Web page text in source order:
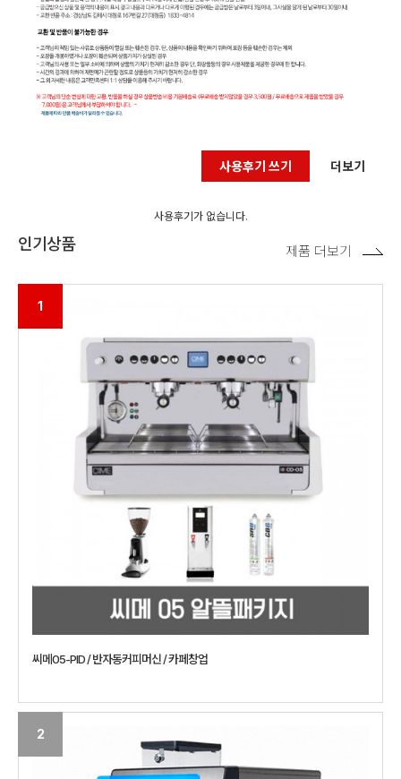
사용후기 쓰기 더보기
사용후기가 없습니다.
인기상품
1
씨메05-PID / 반자동커피머신 / 카페창업
2
제품 더보기